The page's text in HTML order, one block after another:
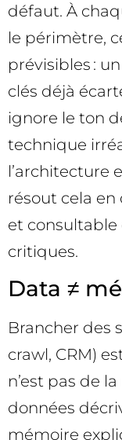
défaut. À
le périmètre,
prévisibles :
clés déjà
ignore le ton
technique
l’architecture
résout cela
et consultable
critiques.
Data ≠
Brancher des
crawl, CRM)
n’est pas de
données
mémoire